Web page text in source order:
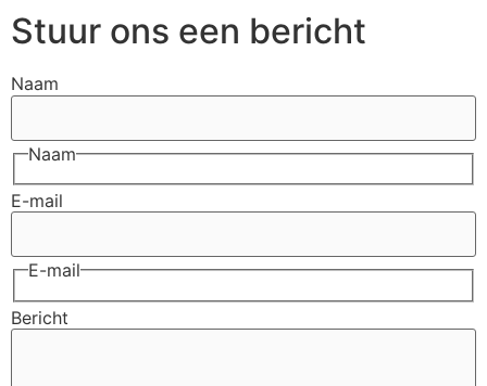
Stuur ons een bericht
Naam
Naam
E-mail
E-mail
Bericht